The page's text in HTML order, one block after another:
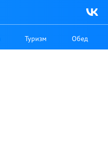
Туризм Обед